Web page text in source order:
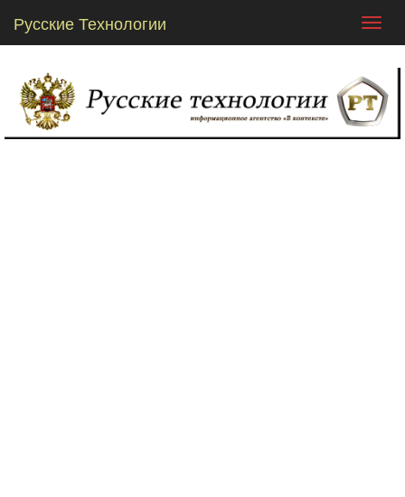
Русские Технологии